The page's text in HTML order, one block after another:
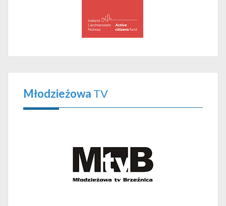
Młodzieżowa TV